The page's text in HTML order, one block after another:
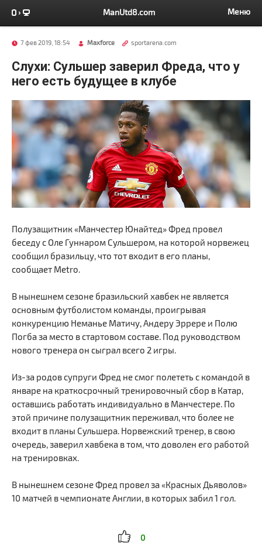
ManUtd8.com Меню
7 фев 2019, 18:54 Maxforce sportarena.com
Слухи: Сульшер заверил Фреда, что у
него есть будущее в клубе
Полузащитник «Манчестер Юнайтед» Фред провел
беседу с Оле Гуннаром Сульшером, на которой норвежец
сообщил бразильцу, что тот входит в его планы,
сообщает Metro.
В нынешнем сезоне бразильский хавбек не является
основным футболистом команды, проигрывая
конкуренцию Неманье Матичу, Андеру Эррере и Полю
Погба за место в стартовом составе. Под руководством
нового тренера он сыграл всего 2 игры.
Из-за родов супруги Фред не смог полететь с командой в
январе на краткосрочный тренировочный сбор в Катар,
оставшись работать индивидуально в Манчестере. По
этой причине полузащитник переживал, что более не
входит в планы Сульшера. Норвежский тренер, в свою
очередь, заверил хавбека в том, что доволен его работой
на тренировках.
В нынешнем сезоне Фред провел за «Красных Дьяволов»
10 матчей в чемпионате Англии, в которых забил 1 гол.
0